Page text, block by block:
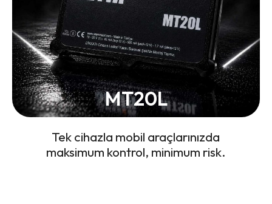
MT20L
Tek cihazla mobil araçlarınızda
maksimum kontrol, minimum risk.